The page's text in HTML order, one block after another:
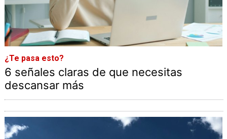
¿Te pasa esto?
6 señales claras de que necesitas
descansar más